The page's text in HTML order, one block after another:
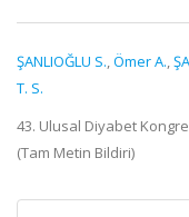
ŞANLIOĞLU S.,Ömer A.,
T. S.
43. Ulusal Diyabet
(Tam Metin Bildiri)